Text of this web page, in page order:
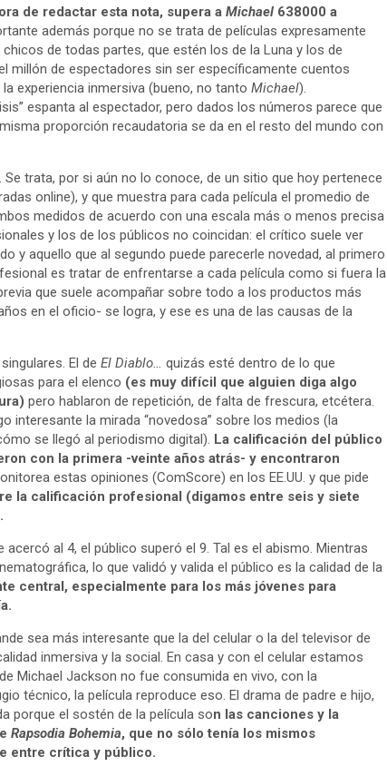
de redactar esta nota, supera a Michael 638000 a
además porque no se trata de películas expresamente
de todas partes, que estén los de la Luna y los de
millón de espectadores sin ser específicamente cuentos
experiencia inmersiva (bueno, no tanto Michael).
espanta al espectador, pero dados los números parece que
proporción recaudatoria se da en el resto del mundo con
. Se trata, por si aún no lo conoce, de un sitio que hoy pertenece
online), y que muestra para cada película el promedio de
medidos de acuerdo con una escala más o menos precisa
y los de los públicos no coincidan: el crítico suele ver
y aquello que al segundo puede parecerle novedad, al primero
es tratar de enfrentarse a cada película como si fuera la
que suele acompañar sobre todo a los productos más
en el oficio- se logra, y ese es una de las causas de la
El de El Diablo… quizás esté dentro de lo que
para el elenco (es muy difícil que alguien diga algo
pero hablaron de repetición, de falta de frescura, etcétera.
interesante la mirada “novedosa” sobre los medios (la
se llegó al periodismo digital). La calificación del público
con la primera -veinte años atrás- y encontraron
estas opiniones (ComScore) en los EE.UU. y que pide
la calificación profesional (digamos entre seis y siete
acercó al 4, el público superó el 9. Tal es el abismo. Mientras
lo que validó y valida el público es la calidad de la
central, especialmente para los más jóvenes para
sea más interesante que la del celular o la del televisor de
inmersiva y la social. En casa y con el celular estamos
Michael Jackson no fue consumida en vivo, con la
técnico, la película reproduce eso. El drama de padre e hijo,
porque el sostén de la película son las canciones y la
Rapsodia Bohemia, que no sólo tenía los mismos
entre crítica y público.